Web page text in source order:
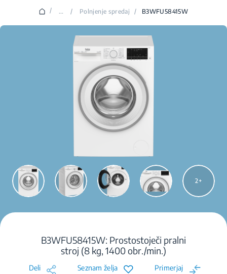
/ ... / Polnjenje spredaj / B3WFU58415W
2
B3WFU58415W: Prostostoječi pralni
stroj (8 kg, 1400 obr./min.)
Deli Seznam želja Primerjaj